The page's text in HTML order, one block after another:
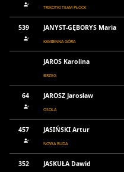
TRIKOTKI TEAM PŁOCK
539 JANYST-GĘBORYS Maria
KAMIENNA GÓRA
JAROS Karolina
BRZEG
64 JAROSZ Jarosław
OSOLA
457 JASIŃSKI Artur
NOWA RUDA
352 JASKUŁA Dawid